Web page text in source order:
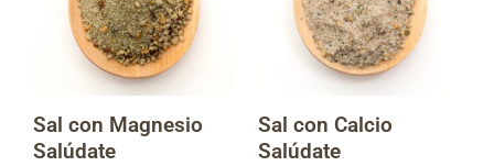
Sal con Magnesio
Salúdate
Sal con Calcio
Salúdate